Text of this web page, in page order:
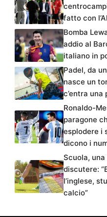
fatto con
Bomba
addio al
italiano in
Padel, da
nasce un
c’entra una
Ronaldo-
paragone
esplodere i
dicono i
Scuola,
discutere:
l’inglese,
calcio”